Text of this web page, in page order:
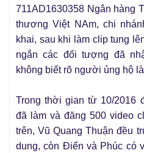
711AD1630358 Ngân hàng
thương Việt NAm, chi
khai, sau khi làm clip tung
ngắn các đối tượng đã
không biết rõ người ủng hộ
Trong thời gian từ 10/2016
đã làm và đăng 500 video
trên, Vũ Quang Thuận đều
dung, còn Điển và Phúc có